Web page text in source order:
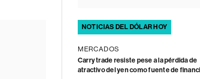
NOTICIAS DEL DÓLAR HOY
MERCADOS
Carry trade resiste pese a la pérdida de
atractivo del yen como fuente de